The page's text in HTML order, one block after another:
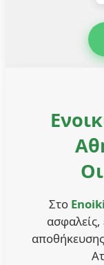
Στο
ασφαλείς,
αποθήκευσης